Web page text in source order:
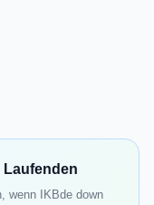
Laufenden
wenn IKBde down